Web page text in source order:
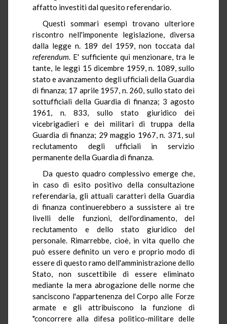
affatto investiti dal quesito referendario.
Questi sommari esempi trovano ulteriore
riscontro nell'imponente legislazione, diversa
dalla legge n. 189 del 1959, non toccata dal
referendum. E' sufficiente qui menzionare, tra le
tante, le leggi 15 dicembre 1959, n. 1089, sullo
stato e avanzamento degli ufficiali della Guardia
di finanza; 17 aprile 1957, n. 260, sullo stato dei
sottufficiali della Guardia di finanza; 3 agosto
1961, n. 833, sullo stato giuridico dei
vicebrigadieri e dei militari di truppa della
Guardia di finanza; 29 maggio 1967, n. 371, sul
reclutamento degli ufficiali in servizio
permanente della Guardia di finanza.
Da questo quadro complessivo emerge che,
in caso di esito positivo della consultazione
referendaria, gli attuali caratteri della Guardia
di finanza continuerebbero a sussistere ai tre
livelli delle funzioni, dell'ordinamento, del
reclutamento e dello stato giuridico del
personale. Rimarrebbe, cioè, in vita quello che
può essere definito un vero e proprio modo di
essere di questo ramo dell'amministrazione dello
Stato, non suscettibile di essere eliminato
mediante la mera abrogazione delle norme che
sanciscono l'appartenenza del Corpo alle Forze
armate e gli attribuiscono la funzione di
"concorrere alla difesa politico-militare delle